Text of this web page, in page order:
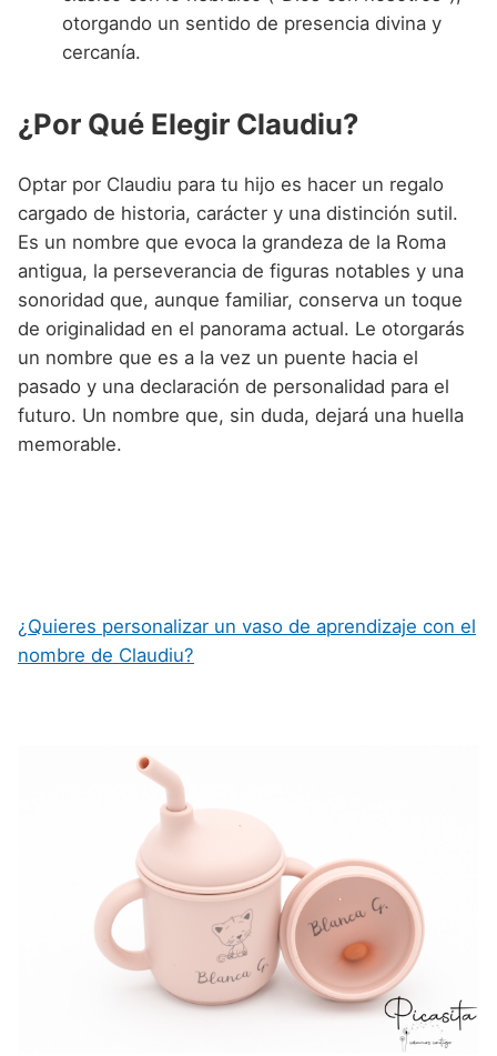
otorgando un sentido de presencia divina y
cercanía.
¿Por Qué Elegir Claudiu?
Optar por Claudiu para tu hijo es hacer un regalo
cargado de historia, carácter y una distinción sutil.
Es un nombre que evoca la grandeza de la Roma
antigua, la perseverancia de figuras notables y una
sonoridad que, aunque familiar, conserva un toque
de originalidad en el panorama actual. Le otorgarás
un nombre que es a la vez un puente hacia el
pasado y una declaración de personalidad para el
futuro. Un nombre que, sin duda, dejará una huella
memorable.
¿Quieres personalizar un vaso de aprendizaje con el
nombre de Claudiu?